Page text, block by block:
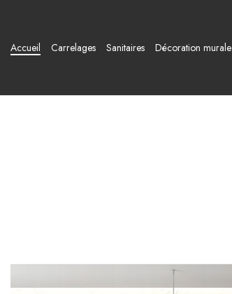
Accueil Carrelages Sanitaires Décoration murale